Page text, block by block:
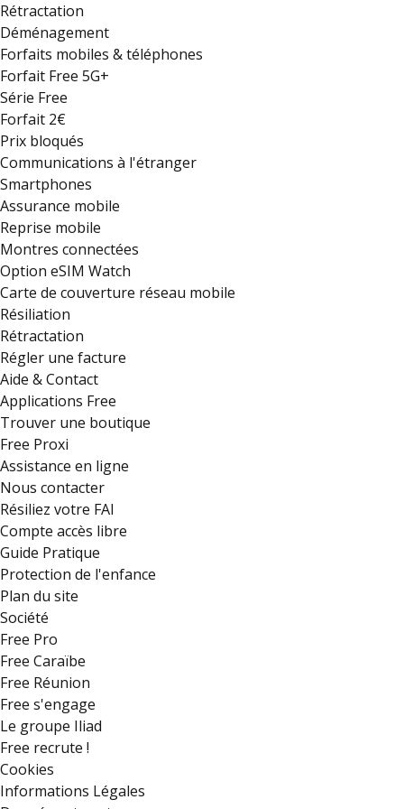
Rétractation
Déménagement
Forfaits mobiles & téléphones
Forfait Free 5G+
Série Free
Forfait 2€
Prix bloqués
Communications à l'étranger
Smartphones
Assurance mobile
Reprise mobile
Montres connectées
Option eSIM Watch
Carte de couverture réseau mobile
Résiliation
Rétractation
Régler une facture
Aide & Contact
Applications Free
Trouver une boutique
Free Proxi
Assistance en ligne
Nous contacter
Résiliez votre FAI
Compte accès libre
Guide Pratique
Protection de l'enfance
Plan du site
Société
Free Pro
Free Caraïbe
Free Réunion
Free s'engage
Le groupe Iliad
Free recrute !
Cookies
Informations Légales